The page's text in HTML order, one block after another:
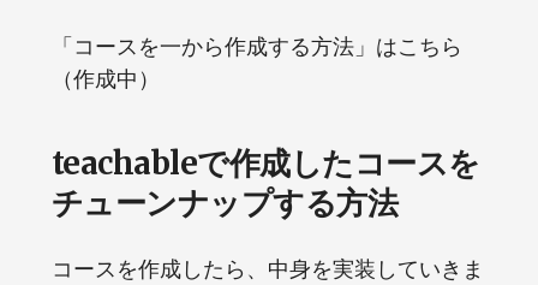
「コースを一から作成する方法」はこちら
（作成中）
teachableで作成したコースを
チューンナップする方法
コースを作成したら、中身を実装していきま